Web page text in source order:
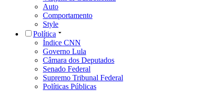
Auto
Comportamento
Style
Política
Índice CNN
Governo Lula
Câmara dos Deputados
Senado Federal
Supremo Tribunal Federal
Políticas Públicas